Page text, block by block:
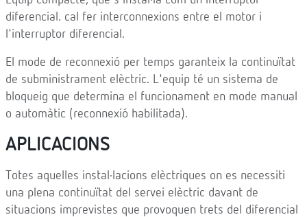
diferencial. cal fer interconnexions entre el motor i
l'interruptor diferencial.
El mode de reconnexió per temps garanteix la continuïtat
de subministrament elèctric. L'equip té un sistema de
bloqueig que determina el funcionament en mode manual
o automàtic (reconnexió habilitada).
APLICACIONS
Totes aquelles instal·lacions elèctriques on es necessiti
una plena continuïtat del servei elèctric davant de
situacions imprevistes que provoquen trets del diferencial